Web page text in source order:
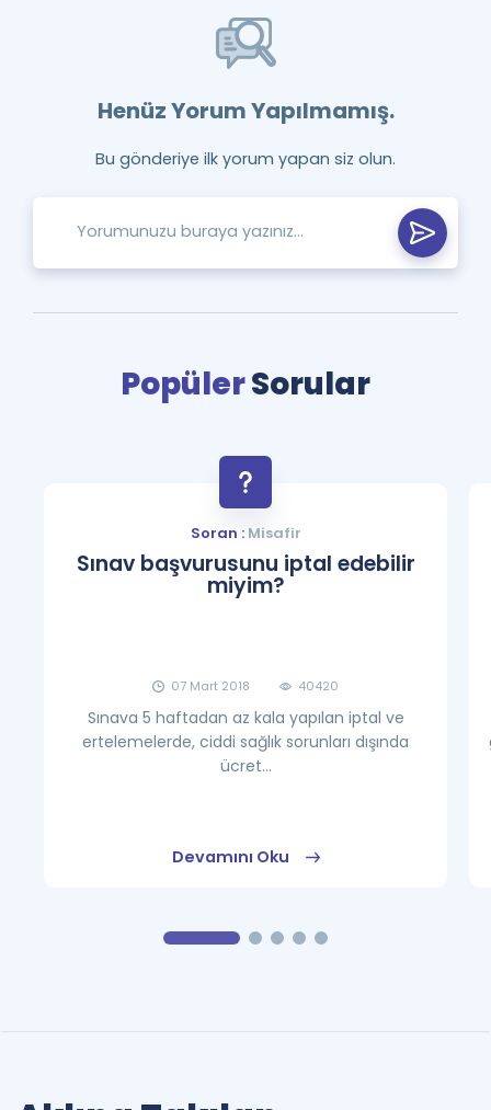
Henüz Yorum Yapılmamış.
Bu gönderiye ilk yorum yapan siz olun.
PopülerSorular
Soran :Misafir
Sınav başvurusunu iptal edebilir
miyim?
07 Mart 2018 40420
Sınava 5 haftadan az kala yapılan iptal ve
ertelemelerde, ciddi sağlık sorunları dışında
ücret...
Devamını Oku